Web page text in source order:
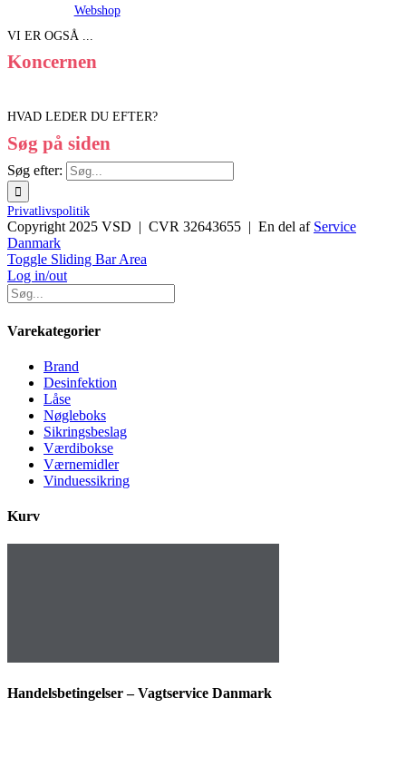
Webshop
VI ER OGSÅ ...
Koncernen
HVAD LEDER DU EFTER?
Søg på siden
Søg efter:
Privatlivspolitik
Copyright 2025 VSD | CVR 32643655 | En del af Service
Danmark
Toggle Sliding Bar Area
Log in/out
Varekategorier
Brand
Desinfektion
Låse
Nøgleboks
Sikringsbeslag
Værdibokse
Værnemidler
Vinduessikring
Kurv
Handelsbetingelser – Vagtservice Danmark